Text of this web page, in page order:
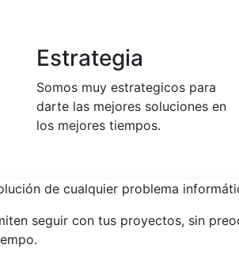
Estrategia
Somos muy estrategicos para
darte las mejores soluciones en
los mejores tiempos.
de cualquier problema
seguir con tus proyectos, sin